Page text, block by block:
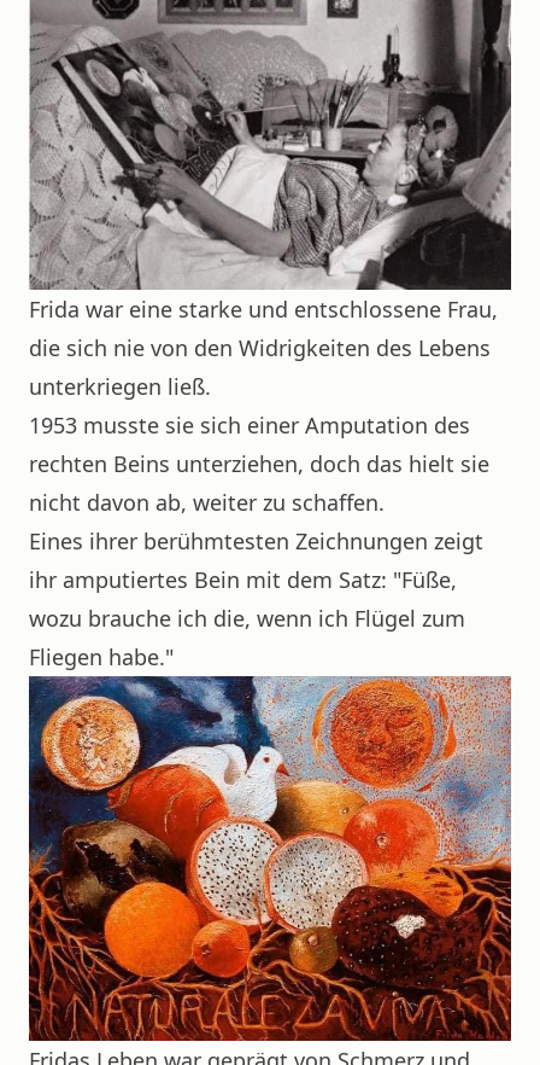
Frida war eine starke und entschlossene Frau,
die sich nie von den Widrigkeiten des Lebens
unterkriegen ließ.
1953 musste sie sich einer Amputation des
rechten Beins unterziehen, doch das hielt sie
nicht davon ab, weiter zu schaffen.
Eines ihrer berühmtesten Zeichnungen zeigt
ihr amputiertes Bein mit dem Satz: "Füße,
wozu brauche ich die, wenn ich Flügel zum
Fliegen habe."